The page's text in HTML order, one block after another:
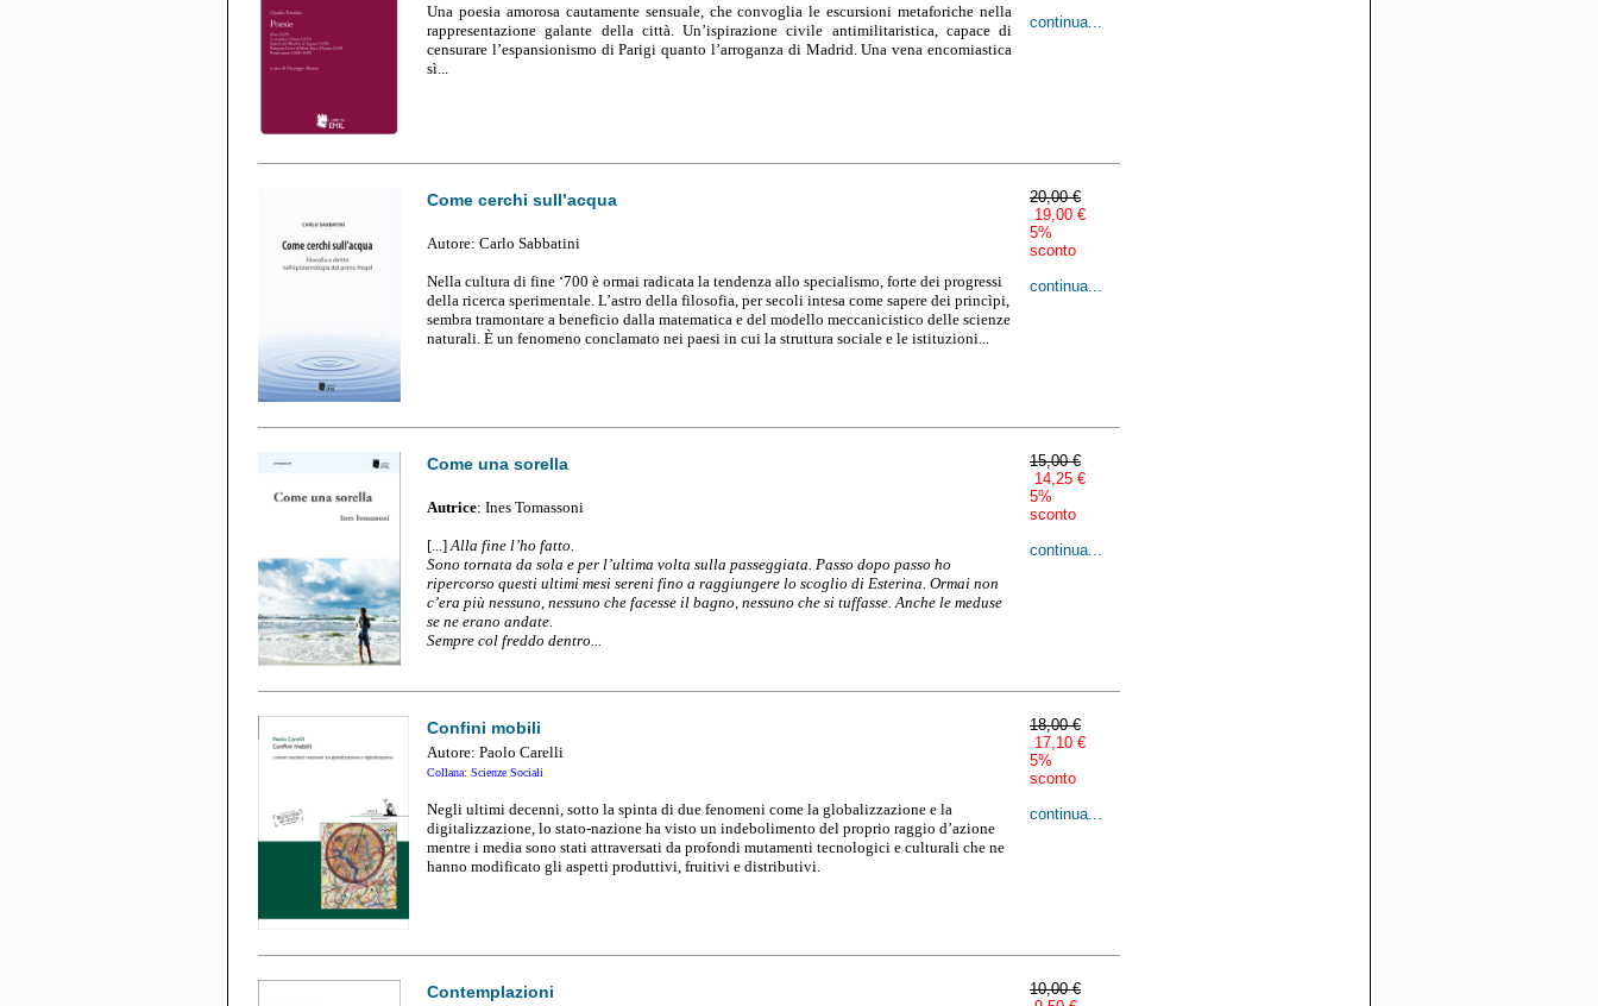
Una poesia amorosa cautamente sensuale, che convoglia le escursioni metaforiche nella
rappresentazione galante della città. Un’ispirazione civile antimilitaristica, capace di
censurare l’espansionismo di Parigi quanto l’arroganza di Madrid. Una vena encomiastica
sì...
continua...
Come cerchi sull’acqua
Autore: Carlo Sabbatini
Nella cultura di fine ‘700 è ormai radicata la tendenza allo specialismo, forte dei progressi
della ricerca sperimentale. L’astro della filosofia, per secoli intesa come sapere dei princìpi,
sembra tramontare a beneficio dalla matematica e del modello meccanicistico delle scienze
naturali. È un fenomeno conclamato nei paesi in cui la struttura sociale e le istituzioni...
20,00 €
19,00 €
5%
sconto
continua...
Come una sorella
Autrice: Ines Tomassoni
[...] Alla fine l’ho fatto.
Sono tornata da sola e per l’ultima volta sulla passeggiata. Passo dopo passo ho
ripercorso questi ultimi mesi sereni fino a raggiungere lo scoglio di Esterina. Ormai non
c’era più nessuno, nessuno che facesse il bagno, nessuno che si tuffasse. Anche le meduse
se ne erano andate.
Sempre col freddo dentro...
15,00 €
14,25 €
5%
sconto
continua...
Confini mobili
Autore: Paolo Carelli
Collana: Scienze Sociali
Negli ultimi decenni, sotto la spinta di due fenomeni come la globalizzazione e la
digitalizzazione, lo stato-nazione ha visto un indebolimento del proprio raggio d’azione
mentre i media sono stati attraversati da profondi mutamenti tecnologici e culturali che ne
hanno modificato gli aspetti produttivi, fruitivi e distributivi.
18,00 €
17,10 €
5%
sconto
continua...
Contemplazioni
10,00 €